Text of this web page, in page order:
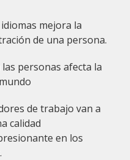
mejora la
de una persona.
personas afecta la
de trabajo van a
calidad
en los